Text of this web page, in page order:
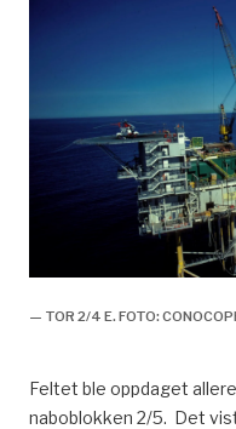
— TOR 2/4 E. FOTO:
Feltet ble oppdaget
naboblokken 2/5. Det